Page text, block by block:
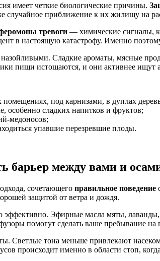
имеет четкие биологические причины.
случайное приближение к их жилищу на
тревоги — химические сигналы,
в настоящую катастрофу. Именно
Сладкие ароматы, мясные
пищи истощаются, и они активнее ищут
помещениях, под карнизами, в дуплах
особенно сладких напитков и фруктов;
медоносов;
упавшие перезревшие плоды.
барьер между вами и
сочетающего правильное поведение
защитой от ветра и дождя.
эффективно. Эфирные масла мяты,
помогут сделать ваше пребывание
Светлые тона меньше привлекают
происходит именно в области стоп,